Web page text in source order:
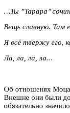
…Ты ’’Тарара’’
Вещь славную. Там
Я всё твержу его,
Ла, ла, ла, ла...
Об отношенях
Внешне они были
обязательно